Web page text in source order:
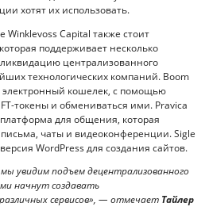
хотят их использовать.
Capital также стоит
поддерживает несколько
централизованного
технологических компаний. Boom
кошелек, с помощью
токены и обмениваться ими. Pravica
для общения, которая
чаты и видеоконференции. Sigle
WordPress для создания сайтов.
увидим подъем децентрализованного
начнут создавать
сервисов», — отмечает Тайлер